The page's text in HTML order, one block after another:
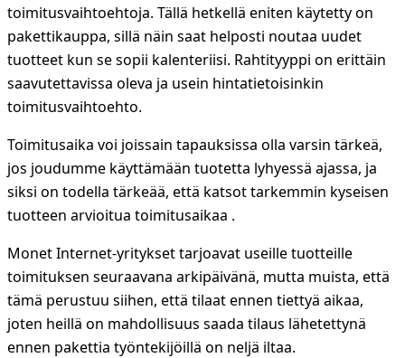
toimitusvaihtoehtoja. Tällä hetkellä eniten käytetty on
pakettikauppa, sillä näin saat helposti noutaa uudet
tuotteet kun se sopii kalenteriisi. Rahtityyppi on erittäin
saavutettavissa oleva ja usein hintatietoisinkin
toimitusvaihtoehto.
Toimitusaika voi joissain tapauksissa olla varsin tärkeä,
jos joudumme käyttämään tuotetta lyhyessä ajassa, ja
siksi on todella tärkeää, että katsot tarkemmin kyseisen
tuotteen arvioitua toimitusaikaa .
Monet Internet-yritykset tarjoavat useille tuotteille
toimituksen seuraavana arkipäivänä, mutta muista, että
tämä perustuu siihen, että tilaat ennen tiettyä aikaa,
joten heillä on mahdollisuus saada tilaus lähetettynä
ennen pakettia työntekijöillä on neljä iltaa.